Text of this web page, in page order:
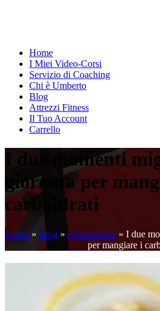
Home
I Miei Video-Corsi
Servizio di Coaching
Chi è Umberto
Blog
Attrezzi Fitness
Il Tuo Account
Carrello
I due momenti
giornata per
carboidrati
Home» Blog» Allenamento» I due
per mangiare i